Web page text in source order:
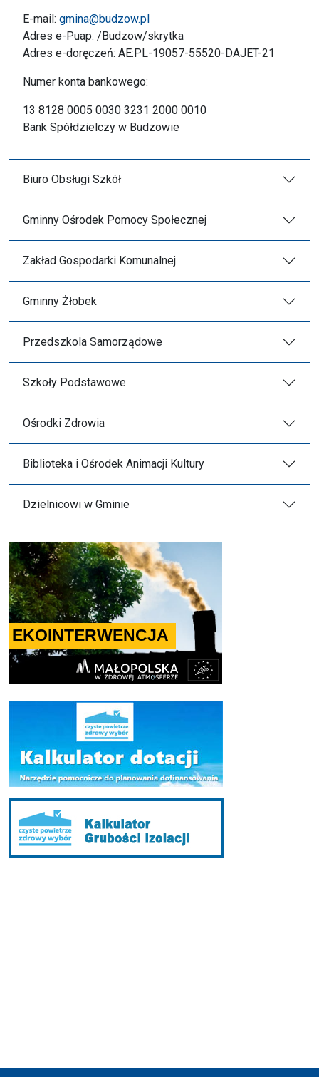
E-mail: gmina@budzow.pl
Adres e-Puap: /Budzow/skrytka
Adres e-doręczeń: AE:PL-19057-55520-DAJET-21
Numer konta bankowego:
13 8128 0005 0030 3231 2000 0010
Bank Spółdzielczy w Budzowie
Biuro Obsługi Szkół
Gminny Ośrodek Pomocy Społecznej
Zakład Gospodarki Komunalnej
Gminny Żłobek
Przedszkola Samorządowe
Szkoły Podstawowe
Ośrodki Zdrowia
Biblioteka i Ośrodek Animacji Kultury
Dzielnicowi w Gminie